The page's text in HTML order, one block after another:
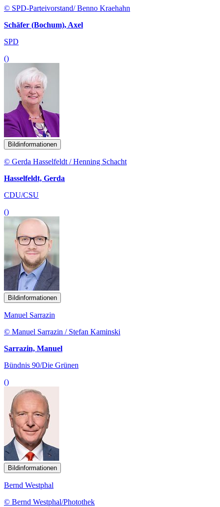
© SPD-Parteivorstand/ Benno Kraehahn
Schäfer (Bochum), Axel
SPD
()
Bildinformationen
© Gerda Hasselfeldt / Henning Schacht
Hasselfeldt, Gerda
CDU/CSU
()
Bildinformationen
Manuel Sarrazin
© Manuel Sarrazin / Stefan Kaminski
Sarrazin, Manuel
Bündnis 90/Die Grünen
()
Bildinformationen
Bernd Westphal
© Bernd Westphal/Photothek